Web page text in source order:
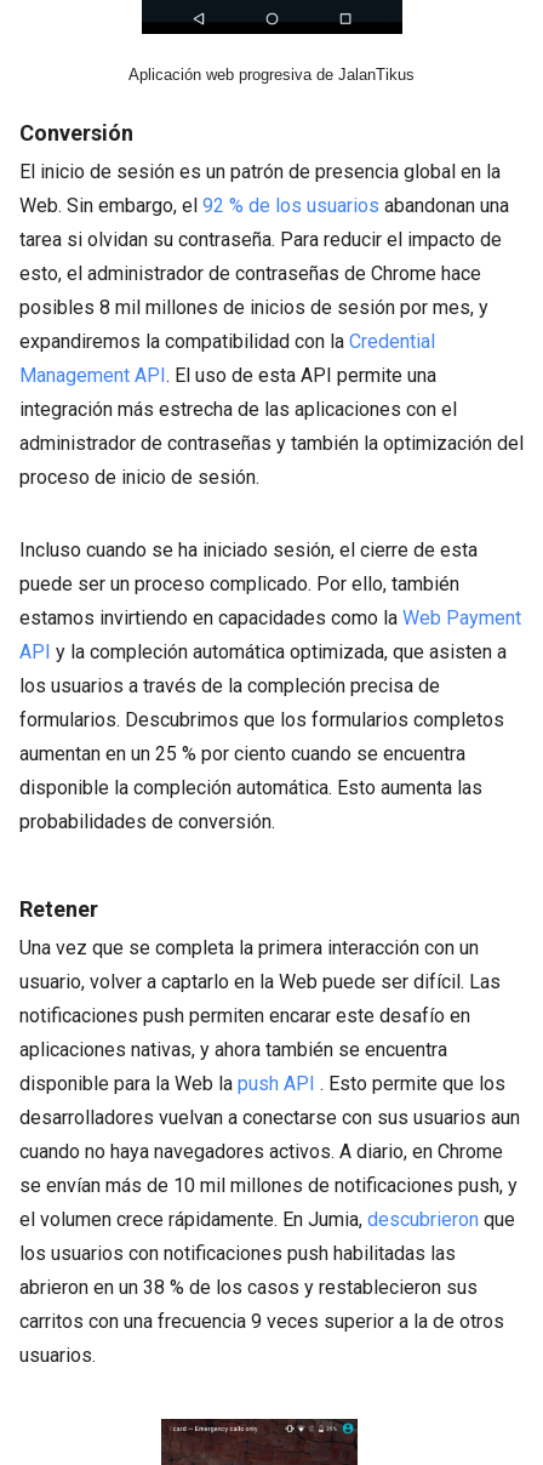
Aplicación web progresiva de JalanTikus
Conversión
El inicio de sesión es un patrón de presencia global en la
Web. Sin embargo, el 92 % de los usuarios abandonan una
tarea si olvidan su contraseña. Para reducir el impacto de
esto, el administrador de contraseñas de Chrome hace
posibles 8 mil millones de inicios de sesión por mes, y
expandiremos la compatibilidad con la Credential
Management API . El uso de esta API permite una
integración más estrecha de las aplicaciones con el
administrador de contraseñas y también la optimización del
proceso de inicio de sesión.
Incluso cuando se ha iniciado sesión, el cierre de esta
puede ser un proceso complicado. Por ello, también
estamos invirtiendo en capacidades como la Web Payment
API y la compleción automática optimizada, que asisten a
los usuarios a través de la compleción precisa de
formularios. Descubrimos que los formularios completos
aumentan en un 25 % por ciento cuando se encuentra
disponible la compleción automática. Esto aumenta las
probabilidades de conversión.
Retener
Una vez que se completa la primera interacción con un
usuario, volver a captarlo en la Web puede ser difícil. Las
notificaciones push permiten encarar este desafío en
aplicaciones nativas, y ahora también se encuentra
disponible para la Web la push API . Esto permite que los
desarrolladores vuelvan a conectarse con sus usuarios aun
cuando no haya navegadores activos. A diario, en Chrome
se envían más de 10 mil millones de notificaciones push, y
el volumen crece rápidamente. En Jumia, descubrieron que
los usuarios con notificaciones push habilitadas las
abrieron en un 38 % de los casos y restablecieron sus
carritos con una frecuencia 9 veces superior a la de otros
usuarios.